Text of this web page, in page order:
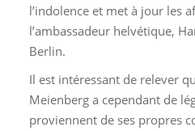
l’indolence et met à jour les
l’ambassadeur helvétique,
Berlin.
Il est intéressant de relever
Meienberg a cependant de
proviennent de ses propres